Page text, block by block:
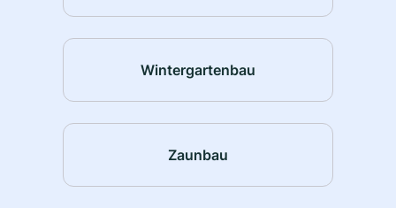
Wintergartenbau
Zaunbau